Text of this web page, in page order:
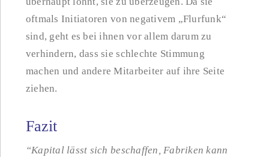
oftmals Initiatoren von negativem „Flurfunk“
sind, geht es bei ihnen vor allem darum zu
verhindern, dass sie schlechte Stimmung
machen und andere Mitarbeiter auf ihre Seite
ziehen.
Fazit
“Kapital lässt sich beschaffen, Fabriken kann